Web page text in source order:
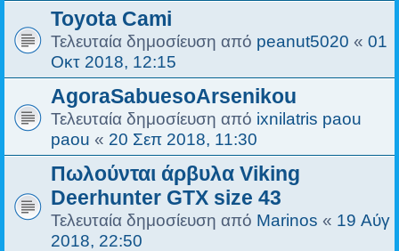
Toyota Cami
Τελευταία δημοσίευση από peanut5020 « 01
Οκτ 2018, 12:15
AgoraSabuesoArsenikou
Τελευταία δημοσίευση από ixnilatris paou
paou « 20 Σεπ 2018, 11:30
Πωλούνται άρβυλα Viking
Deerhunter GTX size 43
Τελευταία δημοσίευση από Marinos « 19 Αύγ
2018, 22:50